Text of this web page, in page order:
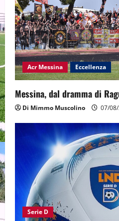
Acr Messina Eccellenza
Messina, dal dramma di
Di Mimmo Muscolino 07/
Serie D